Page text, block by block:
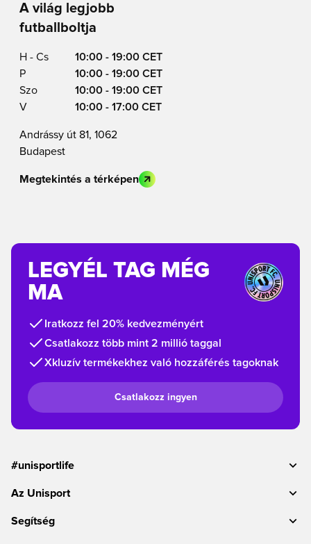
A világ legjobb
futballboltja
H - Cs
10:00 - 19:00 CET
P
10:00 - 19:00 CET
Szo
10:00 - 19:00 CET
V
10:00 - 17:00 CET
Andrássy út 81, 1062
Budapest
Megtekintés a térképen
LEGYÉL TAG MÉG
MA
Iratkozz fel 20% kedvezményért
Csatlakozz több mint 2 millió taggal
Xkluzív termékekhez való hozzáférés tagoknak
Csatlakozz ingyen
#unisportlife
Az Unisport
Segítség